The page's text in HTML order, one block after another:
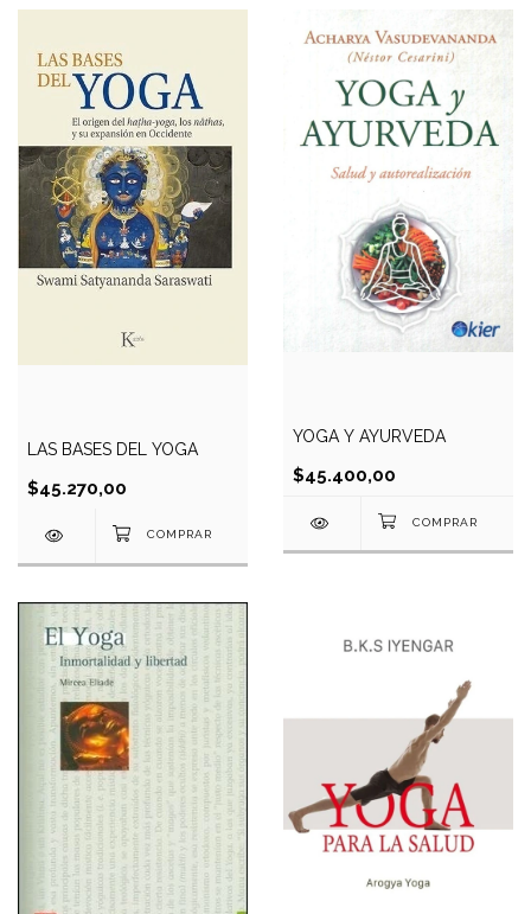
LAS BASES DEL YOGA
$45.270,00
YOGA Y AYURVEDA
$45.400,00